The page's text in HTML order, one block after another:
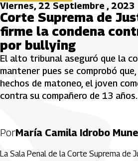
Viernes, 22 Septiembre , 2023
Corte Suprema de
firme la condena
por bullying
El alto tribunal aseguró que la
mantener pues se comprobó
hechos de matoneo, el joven
contra su compañero de 13 años.
PorMaría Camila Idrobo
La Sala Penal de la Corte Suprema de